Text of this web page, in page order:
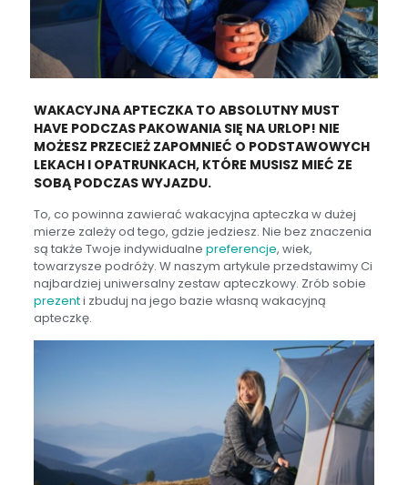
WAKACYJNA APTECZKA TO ABSOLUTNY MUST
HAVE PODCZAS PAKOWANIA SIĘ NA URLOP! NIE
MOŻESZ PRZECIEŻ ZAPOMNIEĆ O PODSTAWOWYCH
LEKACH I OPATRUNKACH, KTÓRE MUSISZ MIEĆ ZE
SOBĄ PODCZAS WYJAZDU.
To, co powinna zawierać wakacyjna apteczka w dużej
mierze zależy od tego, gdzie jedziesz. Nie bez znaczenia
są także Twoje indywidualne preferencje, wiek,
towarzysze podróży. W naszym artykule przedstawimy Ci
najbardziej uniwersalny zestaw apteczkowy. Zrób sobie
prezenti zbuduj na jego bazie własną wakacyjną
apteczkę.